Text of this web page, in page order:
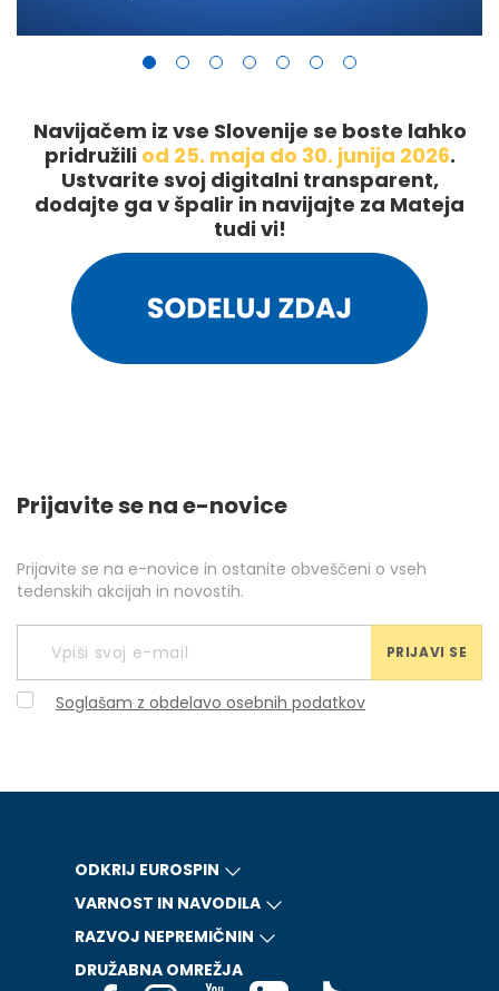
Navijačem iz vse Slovenije se boste lahko
pridružili od 25. maja do 30. junija 2026.
Ustvarite svoj digitalni transparent,
dodajte ga v špalir in navijajte za Mateja
tudi vi!
Prijavite se na e-novice
Prijavite se na e-novice in ostanite obveščeni o vseh
tedenskih akcijah in novostih.
PRIJAVI SE
Soglašam z obdelavo osebnih podatkov
ODKRIJ EUROSPIN
VARNOST IN NAVODILA
RAZVOJ NEPREMIČNIN
DRUŽABNA OMREŽJA